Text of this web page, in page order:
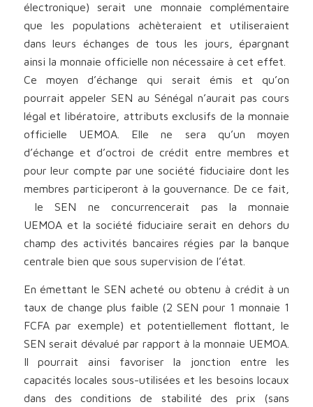
électronique) serait une monnaie complémentaire
que les populations achèteraient et utiliseraient
dans leurs échanges de tous les jours, épargnant
ainsi la monnaie officielle non nécessaire à cet effet.
Ce moyen d’échange qui serait émis et qu’on
pourrait appeler SEN au Sénégal n’aurait pas cours
légal et libératoire, attributs exclusifs de la monnaie
officielle UEMOA. Elle ne sera qu’un moyen
d’échange et d’octroi de crédit entre membres et
pour leur compte par une société fiduciaire dont les
membres participeront à la gouvernance. De ce fait,
le SEN ne concurrencerait pas la monnaie
UEMOA et la société fiduciaire serait en dehors du
champ des activités bancaires régies par la banque
centrale bien que sous supervision de l’état.
En émettant le SEN acheté ou obtenu à crédit à un
taux de change plus faible (2 SEN pour 1 monnaie 1
FCFA par exemple) et potentiellement flottant, le
SEN serait dévalué par rapport à la monnaie UEMOA.
Il pourrait ainsi favoriser la jonction entre les
capacités locales sous-utilisées et les besoins locaux
dans des conditions de stabilité des prix (sans